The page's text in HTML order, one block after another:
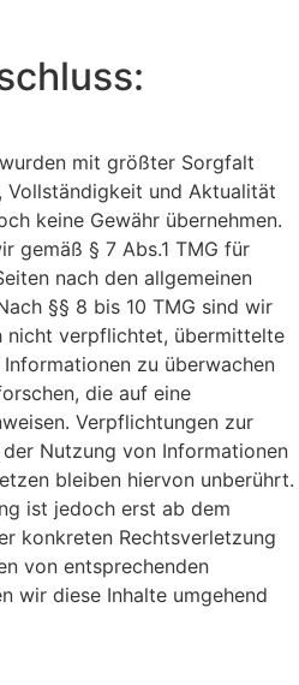
mit größter Sorgfalt
Vollständigkeit und Aktualität
keine Gewähr übernehmen.
gemäß § 7 Abs.1 TMG für
nach den allgemeinen
§§ 8 bis 10 TMG sind wir
nicht verpflichtet, übermittelte
zu überwachen
die auf eine
Verpflichtungen zur
Nutzung von Informationen
bleiben hiervon unberührt.
ist jedoch erst ab dem
konkreten Rechtsverletzung
von entsprechenden
wir diese Inhalte umgehend